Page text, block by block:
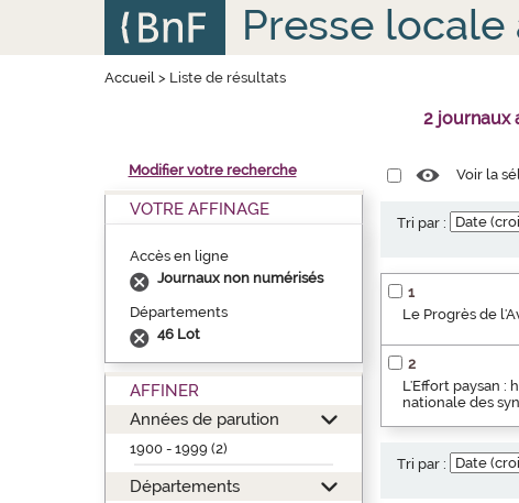
Presse locale
Accueil> Liste de résultats
2 journaux
Modifier votre recherche
VOTRE AFFINAGE
Accès en ligne
Journaux non numérisés
Départements
46 Lot
AFFINER
Années de parution
1900 - 1999 (2)
Départements
Voir la
Tri par :
1
Le Progrès de
2
L'Effort paysan :
nationale des
Tri par :
Panneau de gestion des cookies